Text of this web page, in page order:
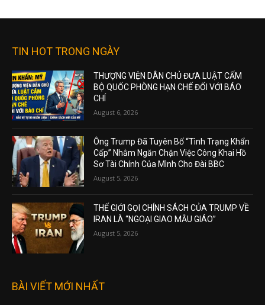
TIN HOT TRONG NGÀY
THƯỢNG VIỆN DÂN CHỦ ĐƯA LUẬT CẤM
BỘ QUỐC PHÒNG HẠN CHẾ ĐỐI VỚI BÁO
CHÍ
August 6, 2026
Ông Trump Đã Tuyên Bố “Tình Trạng Khẩn
Cấp” Nhằm Ngăn Chặn Việc Công Khai Hồ
Sơ Tài Chính Của Mình Cho Đài BBC
August 5, 2026
THẾ GIỚI GỌI CHÍNH SÁCH CỦA TRUMP VỀ
IRAN LÀ “NGOẠI GIAO MẪU GIÁO”
August 5, 2026
BÀI VIẾT MỚI NHẤT